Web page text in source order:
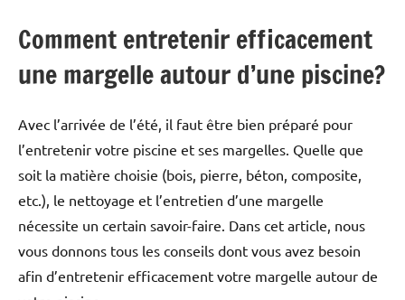
Comment entretenir efficacement
une margelle autour d’une piscine?
Avec l’arrivée de l’été, il faut être bien préparé pour
l’entretenir votre piscine et ses margelles. Quelle que
soit la matière choisie (bois, pierre, béton, composite,
etc.), le nettoyage et l’entretien d’une margelle
nécessite un certain savoir-faire. Dans cet article, nous
vous donnons tous les conseils dont vous avez besoin
afin d’entretenir efficacement votre margelle autour de